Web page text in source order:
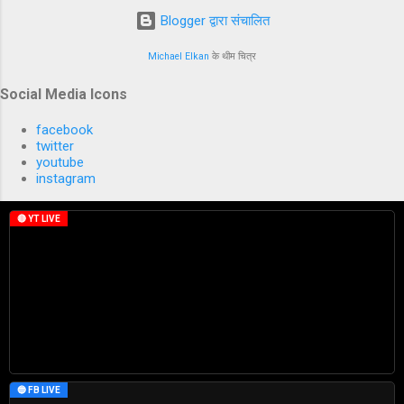
Blogger द्वारा संचालित
Michael Elkan के थीम चित्र
Social Media Icons
facebook
twitter
youtube
instagram
🔴 YT LIVE
🔵 FB LIVE